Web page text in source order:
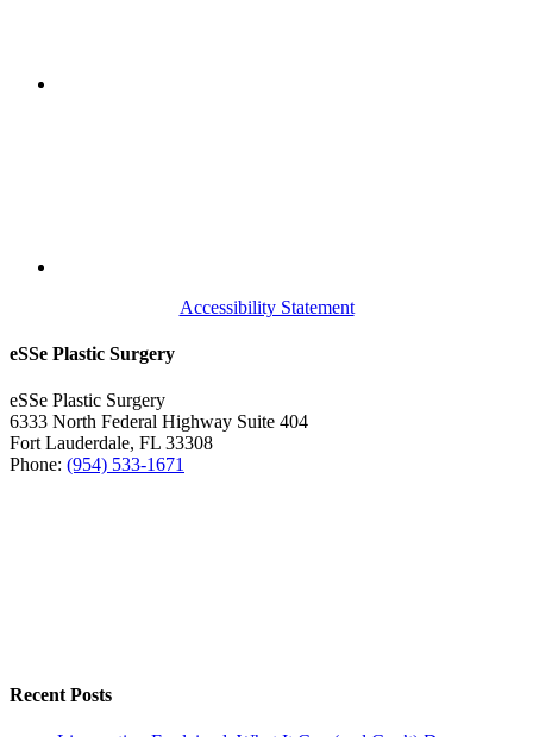
Accessibility Statement
eSSe Plastic Surgery
eSSe Plastic Surgery
6333 North Federal Highway Suite 404
Fort Lauderdale, FL 33308
Phone: (954) 533-1671
Recent Posts